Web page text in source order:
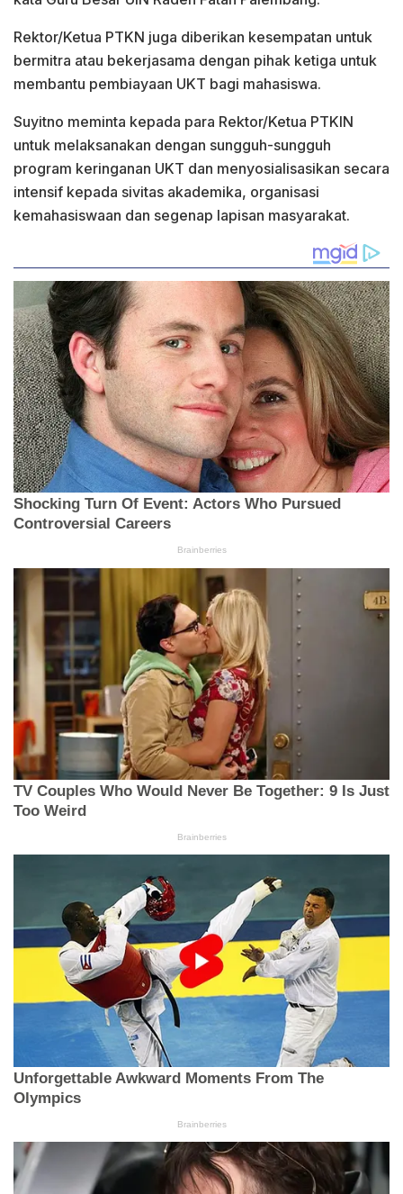
Rektor/Ketua PTKN juga diberikan kesempatan untuk
bermitra atau bekerjasama dengan pihak ketiga untuk
membantu pembiayaan UKT bagi mahasiswa.
Suyitno meminta kepada para Rektor/Ketua PTKIN
untuk melaksanakan dengan sungguh-sungguh
program keringanan UKT dan menyosialisasikan secara
intensif kepada sivitas akademika, organisasi
kemahasiswaan dan segenap lapisan masyarakat.